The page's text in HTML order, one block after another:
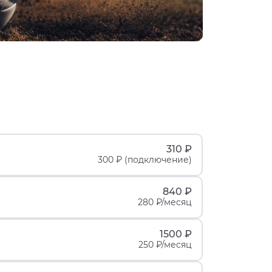
310 ₽
300 ₽ (подключение)
840 ₽
280 ₽/месяц
1500 ₽
250 ₽/месяц